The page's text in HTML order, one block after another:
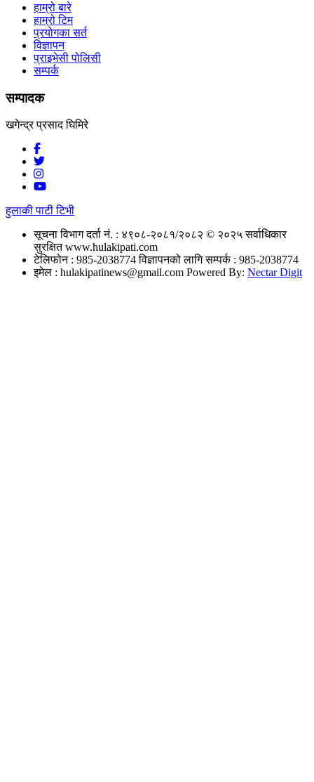
हाम्रो बारे
हाम्रो टिम
प्रयोगका सर्त
विज्ञापन
प्राइभेसी पोलिसी
सम्पर्क
सम्पादक
खगेन्द्र प्रसाद घिमिरे
हुलाकी पाटी टिभी
सूचना विभाग दर्ता नं. : ४९०८-२०८१/२०८२ © २०२५ सर्वाधिकार
सुरक्षित www.hulakipati.com
टेलिफोन : 985-2038774विज्ञापनको लागि सम्पर्क : 985-2038774
इमेल : hulakipatinews@gmail.com Powered By: Nectar Digit